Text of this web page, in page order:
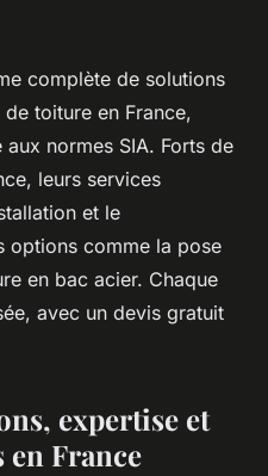
de
projet en
lecture
complète de solutions
toiture en France,
normes SIA. Forts de
leurs services
et le
options comme la pose
en bac acier. Chaque
avec un devis gratuit
expertise et
en France